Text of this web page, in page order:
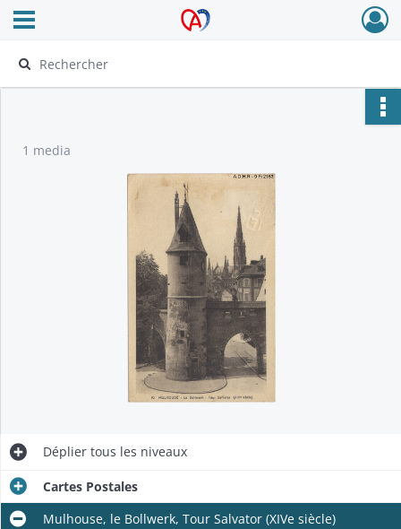
Archives Alsace - Colmar
Ouvrir le menu déroulant
1 media
Déplier tous les niveaux
Cartes Postales
Mulhouse, le Bollwerk, Tour Salvator (XIVe siècle)